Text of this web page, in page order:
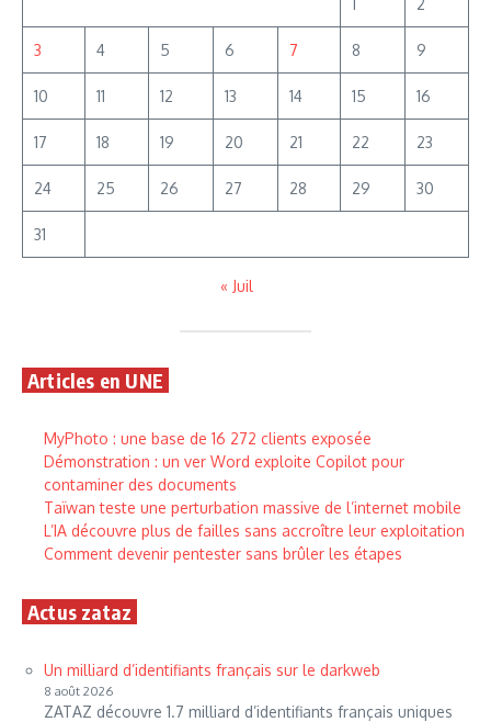
3 4 5 6 7 8 9
10 11 12 13 14 15 16
17 18 19 20 21 22 23
24 25 26 27 28 29 30
31
« Juil
Articles en UNE
MyPhoto : une base de 16 272 clients exposée
Démonstration : un ver Word exploite Copilot pour
contaminer des documents
Taïwan teste une perturbation massive de l’internet mobile
L’IA découvre plus de failles sans accroître leur exploitation
Comment devenir pentester sans brûler les étapes
Actus zataz
Un milliard d’identifiants français sur le darkweb
8 août 2026
ZATAZ découvre 1.7 milliard d’identifiants français uniques